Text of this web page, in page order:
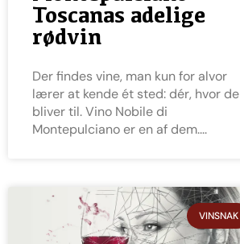
Toscanas adelige
rødvin
Der findes vine, man kun for alvor
lærer at kende ét sted: dér, hvor de
bliver til. Vino Nobile di
Montepulciano er en af dem.
VINSNAK